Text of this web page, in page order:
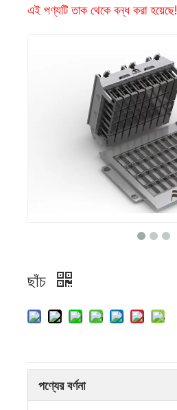
এই পণ্যটি তাক থেকে বন্ধ করা হয়েছে!
ছাঁচ
পণ্যের বর্ণনা